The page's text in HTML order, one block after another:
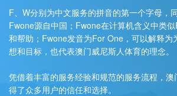
F、W分别为中文服务的拼音的第一个字母，
Fwone源自中国；Fwone在计算机含义中类
和帮助；Fwone发音为For One，可以解释为
想和目标，也代表澳门威尼斯人体育的理念。
凭借着丰富的服务经验和规范的服务流程，
得了众多用户的信任和选择。